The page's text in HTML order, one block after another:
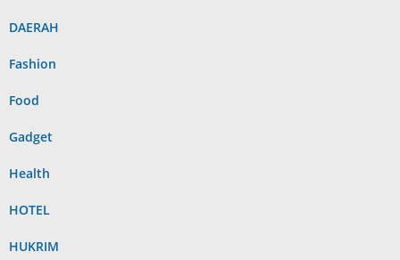
DAERAH
Fashion
Food
Gadget
Health
HOTEL
HUKRIM